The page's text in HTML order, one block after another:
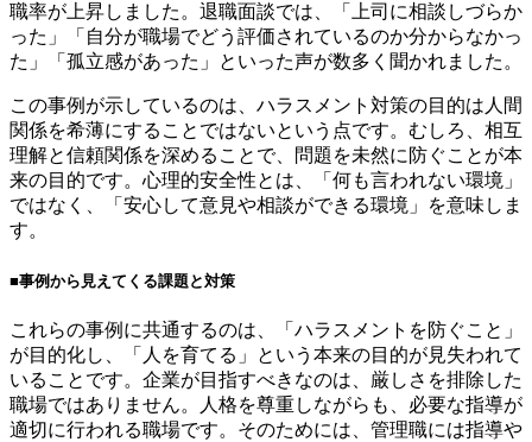
職率が上昇しました。退職面談では、「上司に相談しづらか
った」「自分が職場でどう評価されているのか分からなかっ
た」「孤立感があった」といった声が数多く聞かれました。
この事例が示しているのは、ハラスメント対策の目的は人間
関係を希薄にすることではないという点です。むしろ、相互
理解と信頼関係を深めることで、問題を未然に防ぐことが本
来の目的です。心理的安全性とは、「何も言われない環境」
ではなく、「安心して意見や相談ができる環境」を意味しま
す。
■事例から見えてくる課題と対策
これらの事例に共通するのは、「ハラスメントを防ぐこと」
が目的化し、「人を育てる」という本来の目的が見失われて
いることです。企業が目指すべきなのは、厳しさを排除した
職場ではありません。人格を尊重しながらも、必要な指導が
適切に行われる職場です。そのためには、管理職には指導や